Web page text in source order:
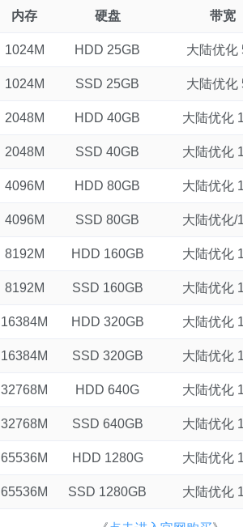
内存 硬盘 带宽
1024M HDD 25GB 大陆优化
1024M SSD 25GB 大陆优化
2048M HDD 40GB 大陆优化
2048M SSD 40GB 大陆优化
4096M HDD 80GB 大陆优化
4096M SSD 80GB 大陆优化/
8192M HDD 160GB 大陆优化
8192M SSD 160GB 大陆优化
16384M HDD 320GB 大陆优化
16384M SSD 320GB 大陆优化
32768M HDD 640G 大陆优化
32768M SSD 640GB 大陆优化
65536M HDD 1280G 大陆优化
65536M SSD 1280GB 大陆优化